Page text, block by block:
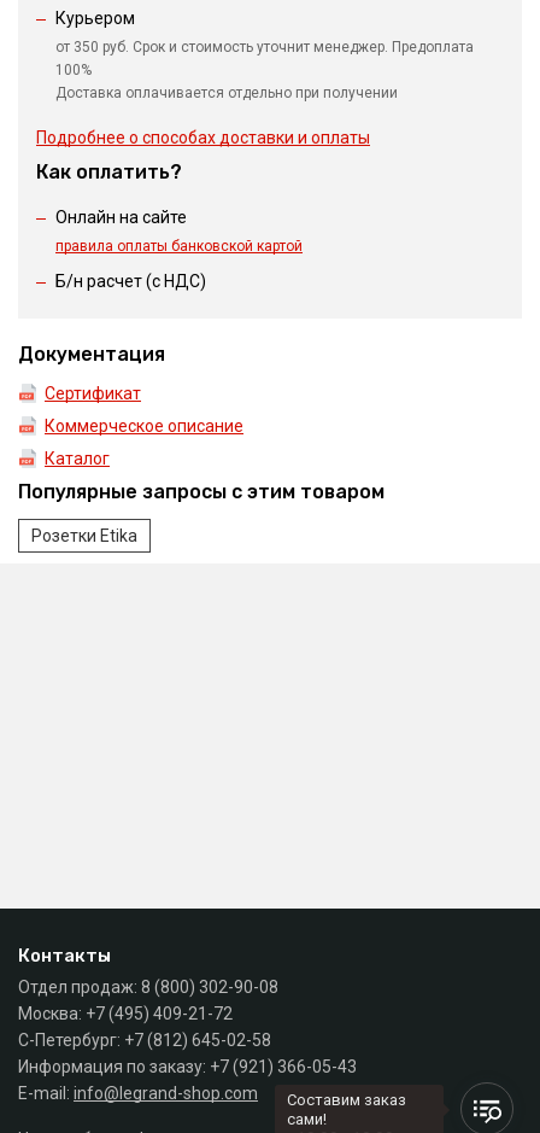
Курьером
от 350 руб. Срок и стоимость уточнит менеджер. Предоплата
100%
Доставка оплачивается отдельно при получении
Подробнее о способах доставки и оплаты
Как оплатить?
Онлайн на сайте
правила оплаты банковской картой
Б/н расчет (c НДС)
Документация
Сертификат
Коммерческое описание
Каталог
Популярные запросы с этим товаром
Розетки Etika
Контакты
Отдел продаж: 8 (800) 302-90-08
Москва: +7 (495) 409-21-72
С-Петербург: +7 (812) 645-02-58
Информация по заказу: +7 (921) 366-05-43
E-mail: info@legrand-shop.com
Составим заказ
сами!